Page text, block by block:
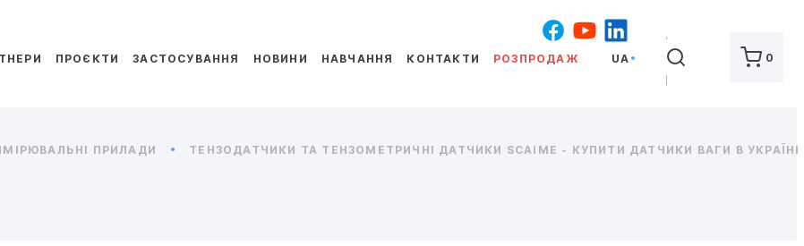
ПРОЄКТИ ЗАСТОСУВАННЯ НОВИНИ НАВЧАННЯ КОНТАКТИ РОЗПРОДАЖ UA ШУКАТИ 0
ПРИЛАДИ ТЕНЗОДАТЧИКИ ТА ТЕНЗОМЕТРИЧНІ ДАТЧИКИ SCAIME - КУПИТИ ДАТЧИКИ ВАГИ В